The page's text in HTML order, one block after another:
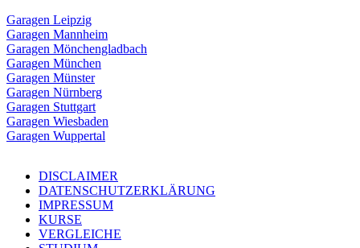
Garagen Leipzig
Garagen Mannheim
Garagen Mönchengladbach
Garagen München
Garagen Münster
Garagen Nürnberg
Garagen Stuttgart
Garagen Wiesbaden
Garagen Wuppertal
DISCLAIMER
DATENSCHUTZERKLÄRUNG
IMPRESSUM
KURSE
VERGLEICHE